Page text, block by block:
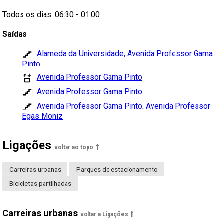
Todos os dias: 06:30 - 01:00
Saídas
Alameda da Universidade, Avenida Professor Gama
Pinto
Avenida Professor Gama Pinto
Avenida Professor Gama Pinto
Avenida Professor Gama Pinto, Avenida Professor
Egas Moniz
Ligações voltar ao topo
Carreiras urbanas
Parques de estacionamento
Bicicletas partilhadas
Carreiras urbanas voltar a Ligações